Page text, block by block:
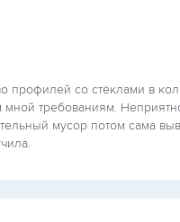
со стёклами в
требованиям.
мусор потом сама